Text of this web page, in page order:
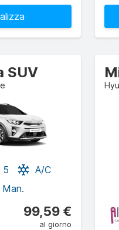
SUV
5
A/C
Man.
99,59 €
al giorno